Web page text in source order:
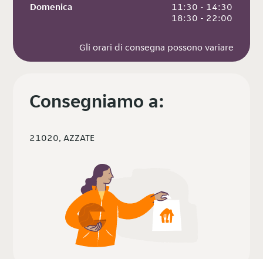
Domenica
11:30 - 14:30
18:30 - 22:00
Gli orari di consegna possono variare
Consegniamo a:
21020, AZZATE